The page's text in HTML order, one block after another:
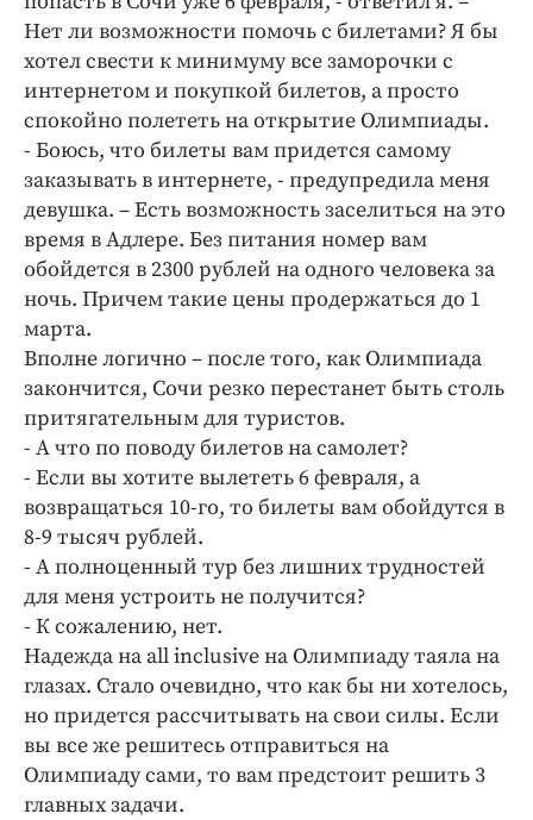
Нет ли возможности помочь с билетами? Я бы
хотел свести к минимуму все заморочки с
интернетом и покупкой билетов, а просто
спокойно полететь на открытие Олимпиады.
- Боюсь, что билеты вам придется самому
заказывать в интернете, - предупредила меня
девушка. – Есть возможность заселиться на это
время в Адлере. Без питания номер вам
обойдется в 2300 рублей на одного человека за
ночь. Причем такие цены продержаться до 1
марта.
Вполне логично – после того, как Олимпиада
закончится, Сочи резко перестанет быть столь
притягательным для туристов.
- А что по поводу билетов на самолет?
- Если вы хотите вылететь 6 февраля, а
возвращаться 10-го, то билеты вам обойдутся в
8-9 тысяч рублей.
- А полноценный тур без лишних трудностей
для меня устроить не получится?
- К сожалению, нет.
Надежда на all inclusive на Олимпиаду таяла на
глазах. Стало очевидно, что как бы ни хотелось,
но придется рассчитывать на свои силы. Если
вы все же решитесь отправиться на
Олимпиаду сами, то вам предстоит решить 3
главных задачи.